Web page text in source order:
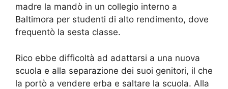
madre la mandò in un collegio interno a
Baltimora per studenti di alto rendimento, dove
frequentò la sesta classe.
Rico ebbe difficoltà ad adattarsi a una nuova
scuola e alla separazione dei suoi genitori, il che
la portò a vendere erba e saltare la scuola. Alla